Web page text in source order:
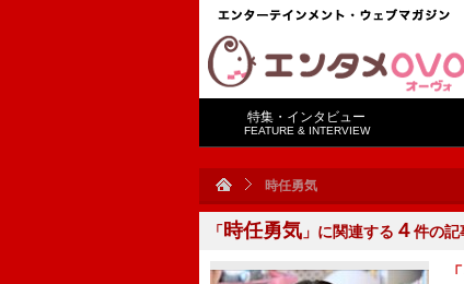
特集・インタビュー
FEATURE & INTERVIEW
時任勇気
「時任勇気 」に関連する ４件の記